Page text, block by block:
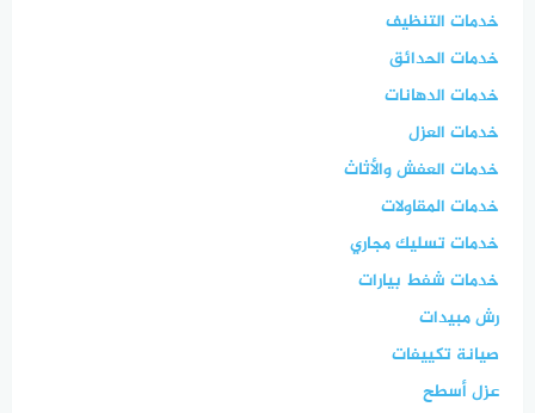
خدمات التنظيف
خدمات الحدائق
خدمات الدهانات
خدمات العزل
خدمات العفش والأثاث
خدمات المقاولات
خدمات تسليك مجاري
خدمات شفط بيارات
رش مبيدات
صيانة تكييفات
عزل أسطح